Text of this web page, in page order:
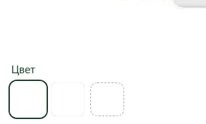
Цвет